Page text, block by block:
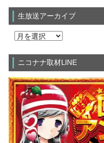
生放送アーカイブ
ニコナナ取材LINE